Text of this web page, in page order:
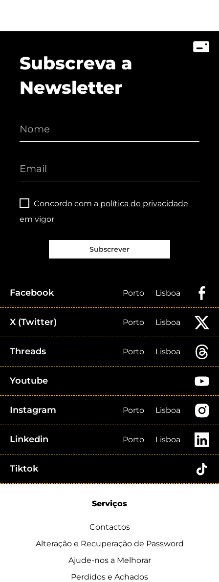
Subscreva a
Newsletter
Concordo com a política de privacidade
em vigor
Subscrever
Facebook Porto Lisboa
X (Twitter) Porto Lisboa
Threads Porto Lisboa
Youtube
Instagram Porto Lisboa
Linkedin Porto Lisboa
Tiktok
Serviços
Contactos
Alteração e Recuperação de Password
Ajude-nos a Melhorar
Perdidos e Achados